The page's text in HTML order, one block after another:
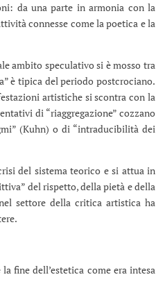
da una parte in armonia con la
connesse come la poetica e la
ambito speculativo si è mosso tra
è tipica del periodo postcrociano.
artistiche si scontra con la
di “riaggregazione” cozzano
(Kuhn) o di “intraducibilità dei
del sistema teorico e si attua in
del rispetto, della pietà e della
settore della critica artistica ha
fine dell’estetica come era intesa